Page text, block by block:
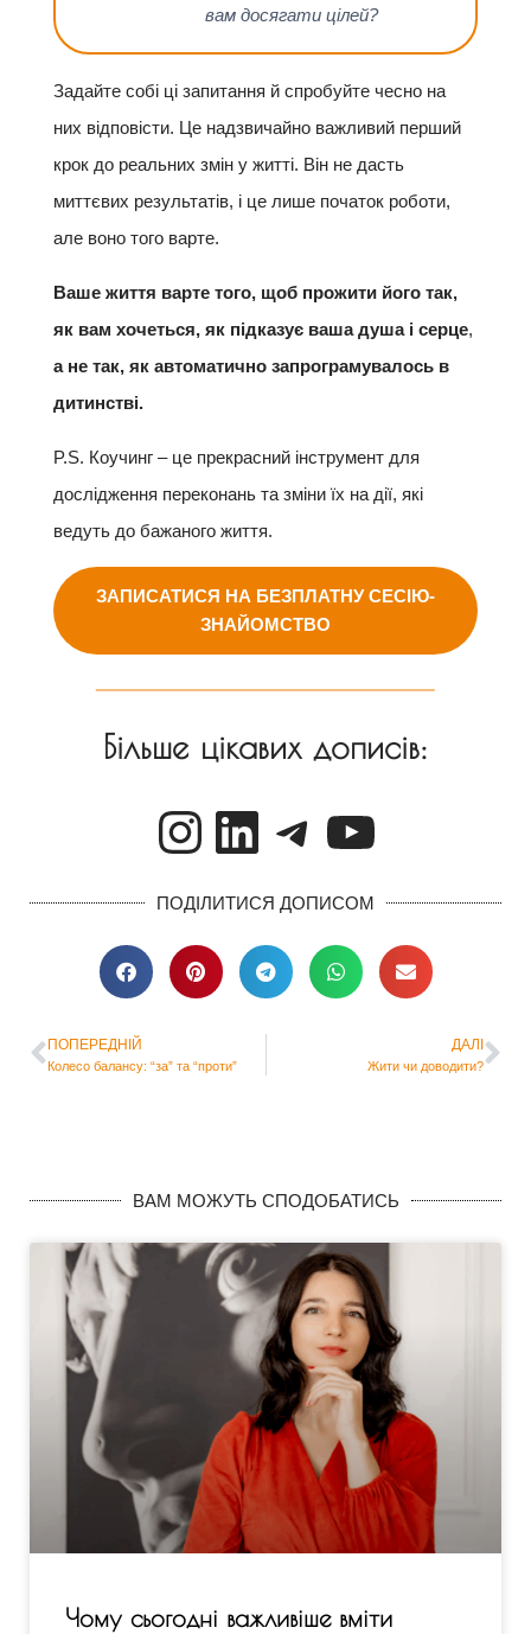
вам досягати цілей?
Задайте собі ці запитання й спробуйте чесно на
них відповісти. Це надзвичайно важливий перший
крок до реальних змін у житті. Він не дасть
миттєвих результатів, і це лише початок роботи,
але воно того варте.
Ваше життя варте того, щоб прожити його так,
як вам хочеться, як підказує ваша душа і серце,
а не так, як автоматично запрограмувалось в
дитинстві.
P.S. Коучинг – це прекрасний інструмент для
дослідження переконань та зміни їх на дії, які
ведуть до бажаного життя.
ЗАПИСАТИСЯ НА БЕЗПЛАТНУ СЕСІЮ-
ЗНАЙОМСТВО
Більше цікавих дописів:
ПОДІЛИТИСЯ ДОПИСОМ
ПОПЕРЕДНІЙ
Колесо балансу: “за” та “проти”
ДАЛІ
Жити чи доводити?
ВАМ МОЖУТЬ СПОДОБАТИСЬ
Чому сьогодні важливіше вміти